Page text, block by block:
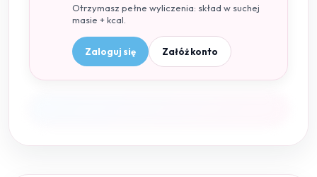
Otrzymasz pełne wyliczenia: skład w suchej
masie + kcal.
Zaloguj się Załóż konto